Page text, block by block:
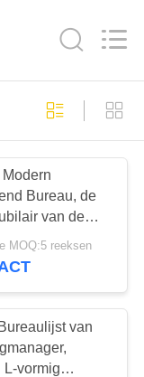
Bureau, de
van de
MOQ:5 reeksen
van
L-vormig